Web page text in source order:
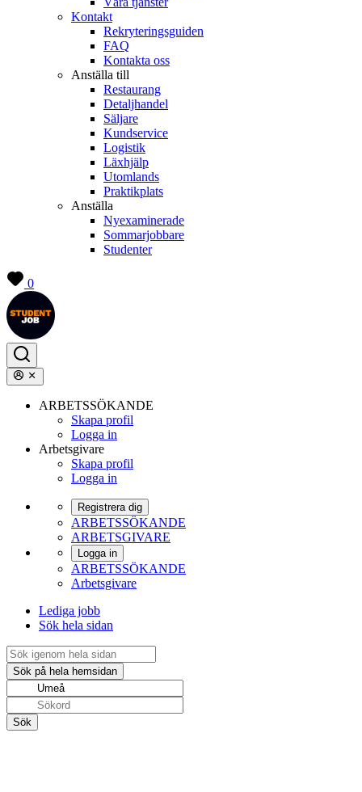
Kontakt
Rekryteringsguiden
FAQ
Kontakta oss
Anställa till
Restaurang
Detaljhandel
Säljare
Kundservice
Logistik
Läxhjälp
Utomlands
Praktikplats
Anställa
Nyexaminerade
Sommarjobbare
Studenter
0
ARBETSSÖKANDE
Skapa profil
Logga in
Arbetsgivare
Skapa profil
Logga in
Registrera dig
ARBETSSÖKANDE
ARBETSGIVARE
Logga in
ARBETSSÖKANDE
Arbetsgivare
Lediga jobb
Sök hela sidan